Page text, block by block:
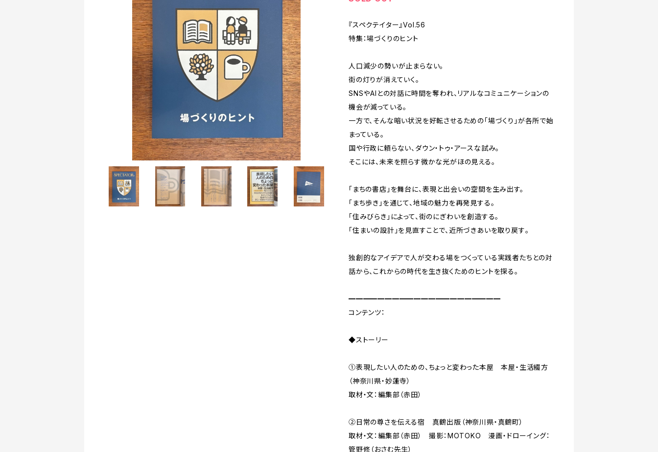
『スペクテイター』Vol.56
特集：場づくりのヒント
人口減少の勢いが止まらない。
街の灯りが消えていく。
SNSやAIとの対話に時間を奪われ、リアルなコミュニケーションの
機会が減っている。
一方で、そんな暗い状況を好転させるための「場づくり」が各所で始
まっている。
国や行政に頼らない、ダウン・トゥ・アースな試み。
そこには、未来を照らす微かな光がほの見える。
「まちの書店」を舞台に、表現と出会いの空間を生み出す。
「まち歩き」を通じて、地域の魅力を再発見する。
「住みびらき」によって、街のにぎわいを創造する。
「住まいの設計」を見直すことで、近所づきあいを取り戻す――。
独創的なアイデアで人が交わる場をつくっている実践者たちとの対
話から、これからの時代を生き抜くためのヒントを探る。
━━━━━━━━━━━━━━━━━━━━━
コンテンツ：
◆ストーリー
①表現したい人のための、ちょっと変わった本屋 本屋・生活綴方
（神奈川県・妙蓮寺）
取材・文：編集部（赤田）
②日常の尊さを伝える宿 真鶴出版（神奈川県・真鶴町）
取材・文：編集部（赤田） 撮影：MOTOKO 漫画・ドローイング：
管野修（おさむ先生）